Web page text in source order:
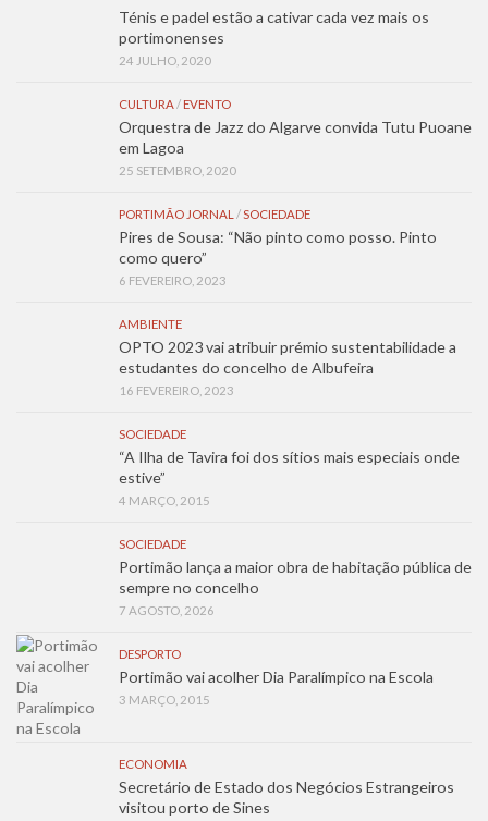
Ténis e padel estão a cativar cada vez mais os
portimonenses
24 JULHO, 2020
CULTURA/ EVENTO
Orquestra de Jazz do Algarve convida Tutu Puoane
em Lagoa
25 SETEMBRO, 2020
PORTIMÃO JORNAL /SOCIEDADE
Pires de Sousa: “Não pinto como posso. Pinto
como quero”
6 FEVEREIRO, 2023
AMBIENTE
OPTO 2023 vai atribuir prémio sustentabilidade a
estudantes do concelho de Albufeira
16 FEVEREIRO, 2023
SOCIEDADE
“A Ilha de Tavira foi dos sítios mais especiais onde
estive”
4 MARÇO, 2015
SOCIEDADE
Portimão lança a maior obra de habitação pública de
sempre no concelho
7 AGOSTO, 2026
DESPORTO
Portimão vai acolher Dia Paralímpico na Escola
3 MARÇO, 2015
ECONOMIA
Secretário de Estado dos Negócios Estrangeiros
visitou porto de Sines